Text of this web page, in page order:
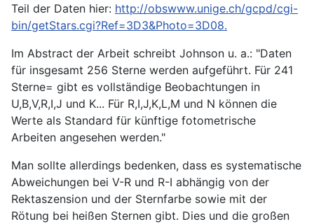
Teil der Daten hier: http://obswww.unige.ch/gcpd/cgi-
bin/getStars.cgi?Ref=3D3&Photo=3D08.
Im Abstract der Arbeit schreibt Johnson u. a.: "Daten
für insgesamt 256 Sterne werden aufgeführt. Für 241
Sterne= gibt es vollständige Beobachtungen in
U,B,V,R,I,J und K... Für R,I,J,K,L,M und N können die
Werte als Standard für künftige fotometrische
Arbeiten angesehen werden."
Man sollte allerdings bedenken, dass es systematische
Abweichungen bei V-R und R-I abhängig von der
Rektaszension und der Sternfarbe sowie mit der
Rötung bei heißen Sternen gibt. Dies und die großen